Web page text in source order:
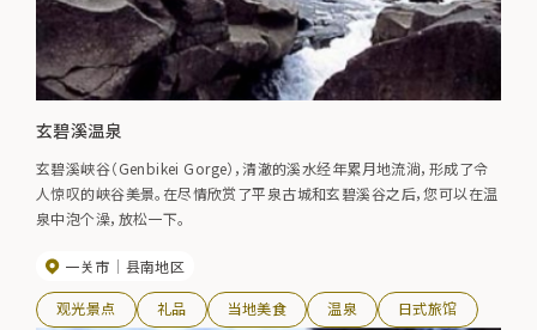
玄碧溪温泉
玄碧溪峡谷（Genbikei Gorge），清澈的溪水经年累月地流淌，形成了令
人惊叹的峡谷美景。在尽情欣赏了平泉古城和玄碧溪谷之后，您可以在温
泉中泡个澡，放松一下。
一关市 县南地区
观光景点 礼品 当地美食 温泉 日式旅馆